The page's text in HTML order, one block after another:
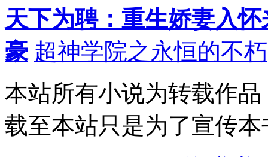
天下为聘：重生娇妻入怀
豪 超神学院之永恒的不朽
本站所有小说为转载作
载至本站只是为了宣传